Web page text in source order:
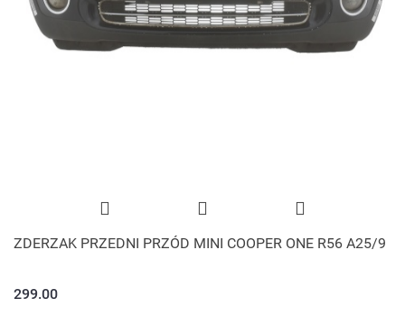
ZDERZAK PRZEDNI PRZÓD MINI COOPER ONE R56 A25/9
299.00